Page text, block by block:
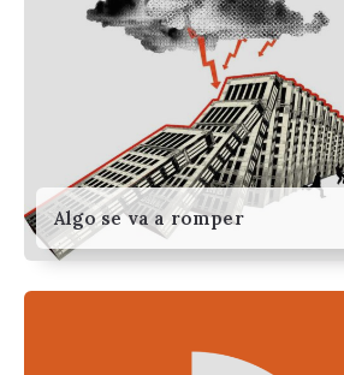
Algo se va a romper